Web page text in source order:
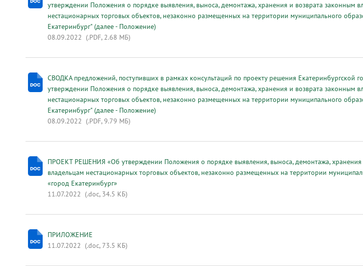
утверждении Положения о порядке выявления, выноса, демонтажа, хранения и возврата законным
нестационарных торговых объектов, незаконно размещенных на территории муниципального
Екатеринбург" (далее - Положение)
08.09.2022 (.PDF, 2.68 МБ)
СВОДКА предложений, поступивших в рамках консультаций по проекту решения Екатеринбургской
утверждении Положения о порядке выявления, выноса, демонтажа, хранения и возврата законным
нестационарных торговых объектов, незаконно размещенных на территории муниципального
Екатеринбург" (далее - Положение)
08.09.2022 (.PDF, 9.79 МБ)
ПРОЕКТ РЕШЕНИЯ «Об утверждении Положения о порядке выявления, выноса, демонтажа, хранения
владельцам нестационарных торговых объектов, незаконно размещенных на территории
«город Екатеринбург»
11.07.2022 (.doc, 34.5 КБ)
ПРИЛОЖЕНИЕ
11.07.2022 (.doc, 73.5 КБ)